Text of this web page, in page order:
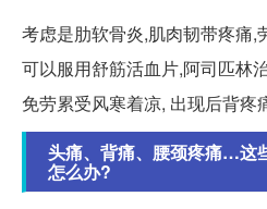
考虑是肋软骨炎,肌肉韧带疼痛,
可以服用舒筋活血片,阿司匹林
免劳累受风寒着凉, 出现后背疼
头痛、背痛、腰颈疼痛…这
怎么办?